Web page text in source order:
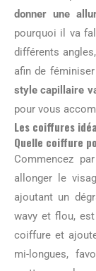
donner une
pourquoi il va
différents
afin de
style capillaire
pour vous
Les coiffures
Quelle coiffure
Commencez
allonger le
ajoutant un
wavy et flou,
coiffure et
mi-longues,